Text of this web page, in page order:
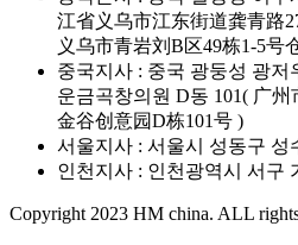
江省义乌市江东街道龚青路
义乌市青岩刘B区49栋1-5号
중국지사 : 중국 광둥성 광저
운금곡창의원 D동 101( 广
金谷创意园D栋101号 )
서울지사 : 서울시 성동구 성
인천지사 : 인천광역시 서구
Copyright 2023 HM china. ALL